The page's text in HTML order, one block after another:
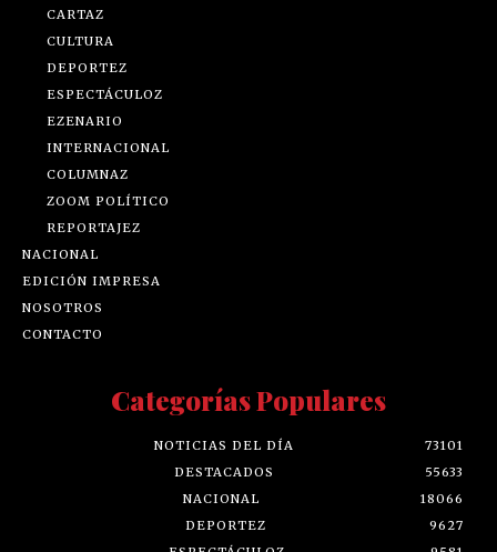
CARTAZ
CULTURA
DEPORTEZ
ESPECTÁCULOZ
EZENARIO
INTERNACIONAL
COLUMNAZ
ZOOM POLÍTICO
REPORTAJEZ
NACIONAL
EDICIÓN IMPRESA
NOSOTROS
CONTACTO
Categorías Populares
NOTICIAS DEL DÍA
73101
DESTACADOS
55633
NACIONAL
18066
DEPORTEZ
9627